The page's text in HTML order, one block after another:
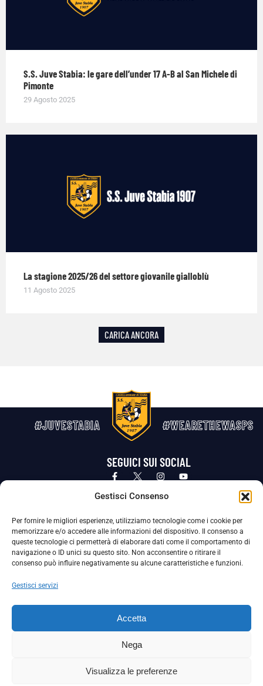
Gestisci Consenso
Per fornire le migliori esperienze, utilizziamo tecnologie come i cookie per
memorizzare e/o accedere alle informazioni del dispositivo. Il consenso a
queste tecnologie ci permetterà di elaborare dati come il comportamento di
navigazione o ID unici su questo sito. Non acconsentire o ritirare il
consenso può influire negativamente su alcune caratteristiche e funzioni.
Gestisci servizi
Accetta
Nega
Visualizza le preferenze
S.S. Juve Stabia: le gare dell’under 17 A-B al San Michele di
Pimonte
29 Agosto 2025
La stagione 2025/26 del settore giovanile gialloblù
11 Agosto 2025
CARICA ANCORA
#JUVESTABIA #WEARETHEWASPS
SEGUICI SUI SOCIAL
Privacy Policy Cookie Policy
La Società ha nominato il Responsabile della Protezione dei Dati Personali (DPO), figura specializzata che vigila sulle modalità
adottate dalla nostra Società per tutelare i Suoi dati personali.
Per contattare il DPO può scrivere a
La Società ha inoltre adottato un proprio Codice Etico, consultabile al seguente link:
Scarica il Codice Etico